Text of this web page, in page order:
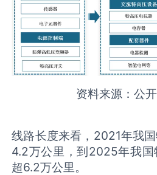
资料来源：公
线路长度来看，2021年我
4.2万公里，到2025年我
超6.2万公里。